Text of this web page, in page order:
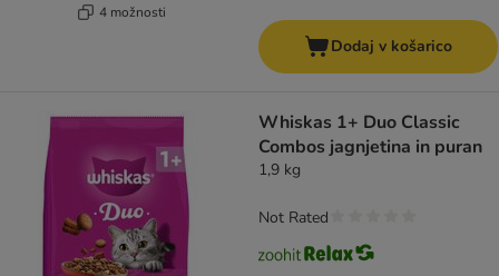
4 možnosti
Dodaj v košarico
Whiskas 1+ Duo Classic
Combos jagnjetina in puran
1,9 kg
Not Rated